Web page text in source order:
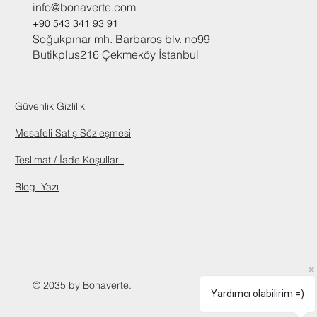
info@bonaverte.com
+90 543 341 93 91
Soğukpınar mh. Barbaros blv. no99
Butikplus216 Çekmeköy İstanbul
Güvenlik Gizlilik
Mesafeli Satış Sözleşmesi
Teslimat / İade Koşulları
Blog Yazı
© 2035 by Bonaverte.
Yardımcı olabilirim =)